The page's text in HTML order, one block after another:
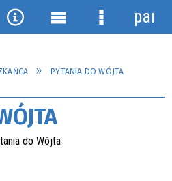
PYTANIA DO WÓJTA
Narzędzia
Menu Menu
panel